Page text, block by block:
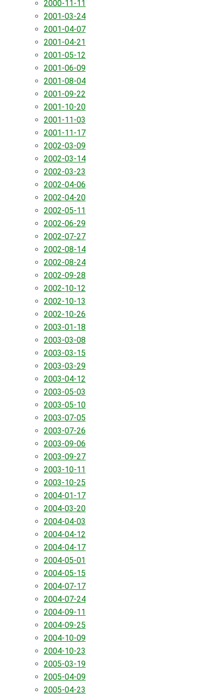
2000-11-11
2001-03-24
2001-04-07
2001-04-21
2001-05-12
2001-06-09
2001-08-04
2001-09-22
2001-10-20
2001-11-03
2001-11-17
2002-03-09
2002-03-14
2002-03-23
2002-04-06
2002-04-20
2002-05-11
2002-06-29
2002-07-27
2002-08-14
2002-08-24
2002-09-28
2002-10-12
2002-10-13
2002-10-26
2003-01-18
2003-03-08
2003-03-15
2003-03-29
2003-04-12
2003-05-03
2003-05-10
2003-07-05
2003-07-26
2003-09-06
2003-09-27
2003-10-11
2003-10-25
2004-01-17
2004-03-20
2004-04-03
2004-04-12
2004-04-17
2004-05-01
2004-05-15
2004-07-17
2004-07-24
2004-09-11
2004-09-25
2004-10-09
2004-10-23
2005-03-19
2005-04-09
2005-04-23